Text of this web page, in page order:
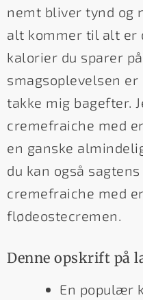
nemt bliver tynd og
alt kommer til alt er
kalorier du sparer
smagsoplevelsen er
takke mig bagefter.
cremefraiche med
en ganske
du kan også
cremefraiche med
flødeostecremen.
Denne opskrift på
En populær